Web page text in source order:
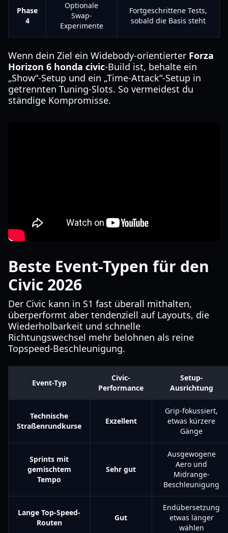
Phase
4
Optionale
Swap-
Experimente
Fortgeschrittene Tests,
sobald die Basis steht
Wenn dein Ziel ein Widebody-orientierter Forza
Horizon 6 honda civic-Build ist, behalte ein
„Show“-Setup und ein „Time-Attack“-Setup in
getrennten Tuning-Slots. So vermeidest du
ständige Kompromisse.
Beste Event-Typen für den
Civic 2026
Der Civic kann in S1 fast überall mithalten,
überperformt aber tendenziell auf Layouts, die
Wiederholbarkeit und schnelle
Richtungswechsel mehr belohnen als reine
Topspeed-Beschleunigung.
Event-Typ
Civic-
Performance
Setup-
Ausrichtung
Technische
Straßenrundkurse
Exzellent
Grip-fokussiert,
etwas kürzere
Gänge
Sprints mit
gemischtem
Tempo
Sehr gut
Ausgewogene
Aero und
Midrange-
Beschleunigung
Lange Top-Speed-
Routen
Gut
Endübersetzung
etwas länger
wählen